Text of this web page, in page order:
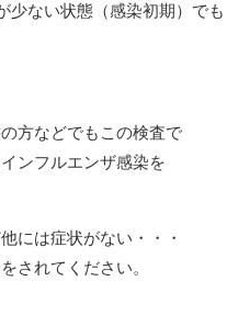
少ない状態（感染初期）でも
方などでもこの検査で
ンフルエンザ感染を
には症状がない・・・
されてください。